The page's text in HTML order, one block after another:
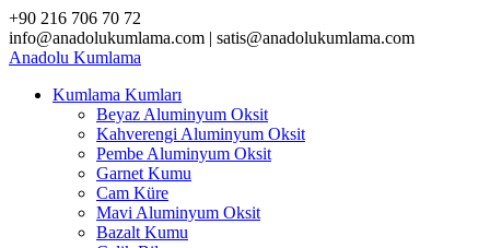
Skip
to
content
+90 216 706 70 72
info@anadolukumlama.com | satis@anadolukumlama.com
Anadolu Kumlama
Kumlama Kumları
Beyaz Aluminyum Oksit
Kahverengi Aluminyum Oksit
Pembe Aluminyum Oksit
Garnet Kumu
Cam Küre
Mavi Aluminyum Oksit
Bazalt Kumu